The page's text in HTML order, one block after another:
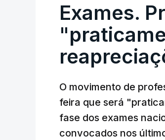
Exames.
O movimento de
feira que será
fase dos exames
convocados nos